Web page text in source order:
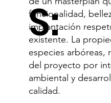
S:
funcionalidad,
implantación
existente. La
especies arbóreas,
del proyecto por
ambiental y
calidad.